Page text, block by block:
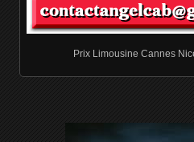
Prix Limousine Cannes